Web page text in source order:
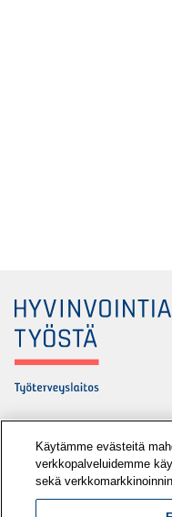
PL 40
00032
Puhelin: 030 474 1 (pvm/
Käytämme evästeitä
verkkopalveluidemme
sekä